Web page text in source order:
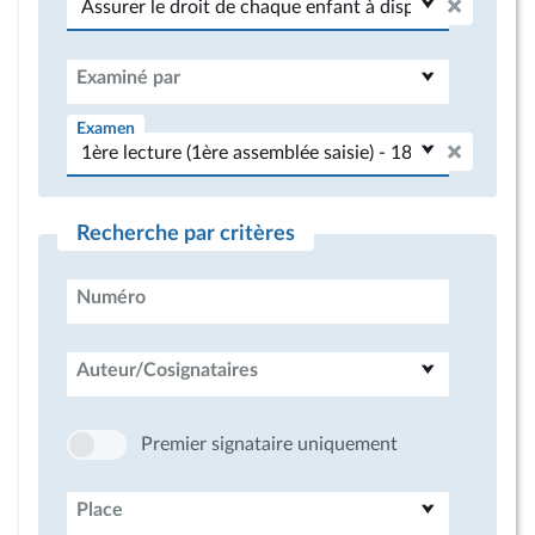
Examiné par
Examen
Recherche par critères
Numéro
Auteur/Cosignataires
Premier signataire uniquement
Place